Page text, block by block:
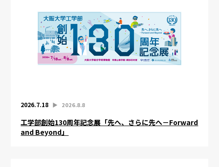
2026.7.18 ▶︎ 2026.8.8
工学部創始130周年記念展「先へ、さらに先へ－Forward
and Beyond」